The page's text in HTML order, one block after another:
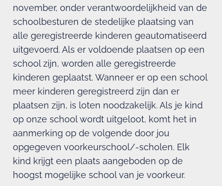
november, onder verantwoordelijkheid van de
schoolbesturen de stedelijke plaatsing van
alle geregistreerde kinderen geautomatiseerd
uitgevoerd. Als er voldoende plaatsen op een
school zijn, worden alle geregistreerde
kinderen geplaatst. Wanneer er op een school
meer kinderen geregistreerd zijn dan er
plaatsen zijn, is loten noodzakelijk. Als je kind
op onze school wordt uitgeloot, komt het in
aanmerking op de volgende door jou
opgegeven voorkeurschool/-scholen. Elk
kind krijgt een plaats aangeboden op de
hoogst mogelijke school van je voorkeur.